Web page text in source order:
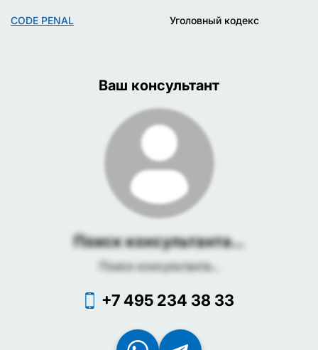
CODE PENAL Уголовный кодекс
Ваш консультант
Поиск консультанта...
Поиск консультанта...
+7 495 234 38 33